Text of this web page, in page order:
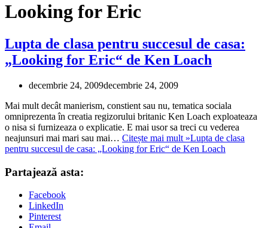
Looking for Eric
Lupta de clasa pentru succesul de casa:
„Looking for Eric“ de Ken Loach
decembrie 24, 2009decembrie 24, 2009
Mai mult decât manierism, constient sau nu, tematica sociala
omniprezenta în creatia regizorului britanic Ken Loach exploateaza
o nisa si furnizeaza o explicatie. E mai usor sa treci cu vederea
neajunsuri mai mari sau mai… Citește mai mult »Lupta de clasa
pentru succesul de casa: „Looking for Eric“ de Ken Loach
Partajează asta:
Facebook
LinkedIn
Pinterest